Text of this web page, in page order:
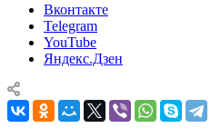
Вконтакте
Telegram
YouTube
Яндекс.Дзен